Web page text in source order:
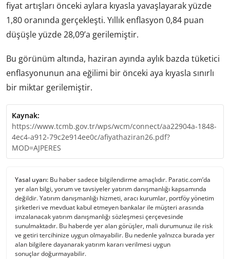
fiyat artışları önceki aylara kıyasla yavaşlayarak yüzde
1,80 oranında gerçekleşti. Yıllık enflasyon 0,84 puan
düşüşle yüzde 28,09’a gerilemiştir.
Bu görünüm altında, haziran ayında aylık bazda tüketici
enflasyonunun ana eğilimi bir önceki aya kıyasla sınırlı
bir miktar gerilemiştir.
Kaynak:
https://www.tcmb.gov.tr/wps/wcm/connect/aa22904a-1848-
4ec4-a912-79c2e914ee0c/afiyathaziran26.pdf?
MOD=AJPERES
Yasal uyarı: Bu haber sadece bilgilendirme amaçlıdır. Paratic.com’da
yer alan bilgi, yorum ve tavsiyeler yatırım danışmanlığı kapsamında
değildir. Yatırım danışmanlığı hizmeti, aracı kurumlar, portföy yönetim
şirketleri ve mevduat kabul etmeyen bankalar ile müşteri arasında
imzalanacak yatırım danışmanlığı sözleşmesi çerçevesinde
sunulmaktadır. Bu haberde yer alan görüşler, mali durumunuz ile risk
ve getiri tercihinize uygun olmayabilir. Bu nedenle yalnızca burada yer
alan bilgilere dayanarak yatırım kararı verilmesi uygun
sonuçlar doğurmayabilir.